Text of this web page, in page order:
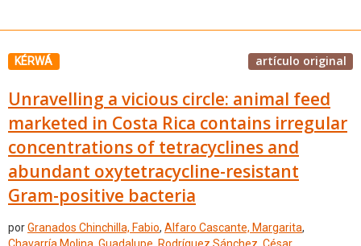
KÉRWÁ artículo original
Unravelling a vicious circle: animal feed
marketed in Costa Rica contains irregular
concentrations of tetracyclines and
abundant oxytetracycline-resistant
Gram-positive bacteria
porGranados Chinchilla, Fabio, Alfaro Cascante, Margarita,